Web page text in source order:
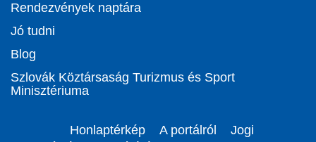
Rendezvények naptára
Jó tudni
Blog
Szlovák Köztársaság Turizmus és Sport
Minisztériuma
Honlaptérkép A portálról
Jogi